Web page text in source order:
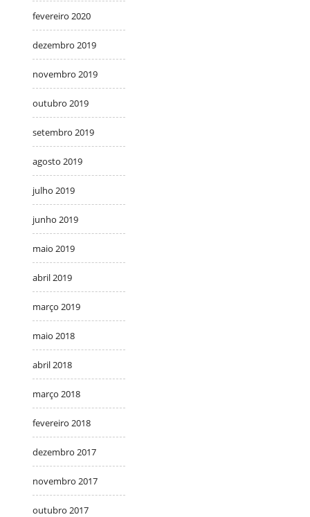
fevereiro 2020
dezembro 2019
novembro 2019
outubro 2019
setembro 2019
agosto 2019
julho 2019
junho 2019
maio 2019
abril 2019
março 2019
maio 2018
abril 2018
março 2018
fevereiro 2018
dezembro 2017
novembro 2017
outubro 2017